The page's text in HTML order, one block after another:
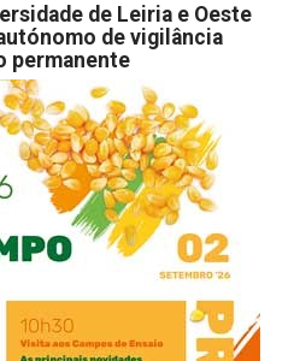
de Leiria e Oeste
de vigilância
permanente